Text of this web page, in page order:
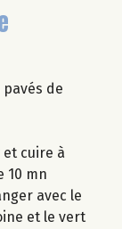
pavés de
cuire à
10 mn
avec le
et le vert